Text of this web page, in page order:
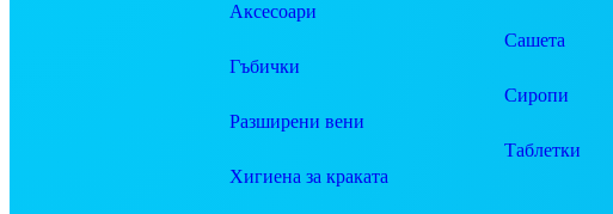
Аксесоари
Гъбички
Разширени вени
Хигиена за краката
Сашета
Сиропи
Таблетки